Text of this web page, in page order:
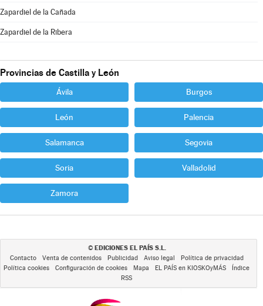
Zapardiel de la Cañada
Zapardiel de la Ribera
Provincias de Castilla y León
Ávila Burgos
León Palencia
Salamanca Segovia
Soria Valladolid
Zamora
© EDICIONES EL PAÍS S.L.
Contacto Venta de contenidos Publicidad Aviso legal
Política de privacidad
Política cookies
Configuración de cookies Mapa EL PAÍS en KIOSKOyMÁS
Índice
RSS